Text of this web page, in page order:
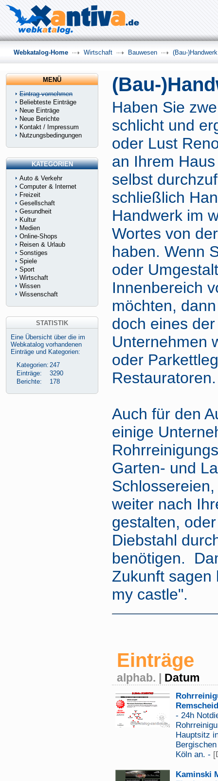
(Bau-
Haben Sie
schlicht und
oder Lust
an Ihrem
selbst
schließlich
Handwerk im
Wortes von
haben. Wenn
oder
Innenbereich
möchten,
doch eines
Unternehmen
oder
Restauratoren.
Auch für den
einige
Garten- und
weiter nach
gestalten,
Diebstahl
benötigen.
Zukunft sagen
my castle".
Einträge
alphab. | Datum
- 24h
Hauptsitz
Köln an. -
Kaminski
Webkatalog-Home Wirtschaft Bauwesen (Bau-)Handwerk
MENÜ
Eintrag vornehmen
Beliebteste Einträge
Neue Einträge
Neue Berichte
Kontakt / Impressum
Nutzungsbedingungen
KATEGORIEN
Auto & Verkehr
Computer & Internet
Freizeit
Gesellschaft
Gesundheit
Kultur
Medien
Online-Shops
Reisen & Urlaub
Sonstiges
Spiele
Sport
Wirtschaft
Wissen
Wissenschaft
STATISTIK
Eine Übersicht über die im
Webkatalog vorhandenen
Einträge und Kategorien:
Kategorien: 247
Einträge:
3290
Berichte:
178